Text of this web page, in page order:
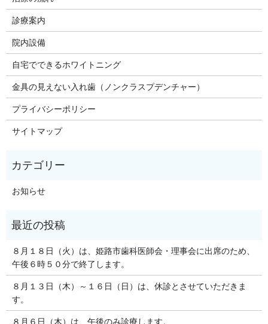
診療案内
院内設備
自宅でできるホワイトニング
金具の見えない入れ歯（ノンクラスプデンチャー）
プライバシーポリシー
サイトマップ
お知らせ
８月１８日（火）は、姫路市歯科医師会・理事会に出席のため、
午後６時５０分で終了します。
８月１３日（木）～１６日（日）は、休診とさせていただきま
す。
８月６日（木）は、午後のみ診療します。